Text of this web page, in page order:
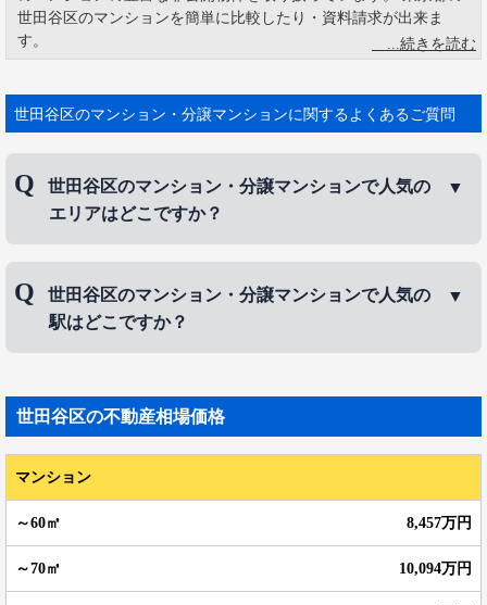
世田谷区のマンションを簡単に比較したり・資料請求が出来ま
す。
世田谷区の人口は23区中1位で、2位の練馬区を大きく引き離して
口の多さに伴ってトップに出るものはいろいろある。高齢者の
数、納税義務者の数、選挙人名簿登録者数、区役所職員数など
数、従業者数は必ずしも多くないが、医療・福祉関連行と教育・
学習支援行の従業者数はトップだ。
世田谷区で人気の街と言えば、東部にある三軒茶屋。東急田園都
ルキャロットタワーなどの大型施設や、古くからある商店街や下
町の雰囲気と個性的な飲食店が混在し、遊びには事欠かない。 ま
な催しで街が盛り上がる。
世田谷区のマンション・分譲マンションに関するよくあるご質問
世田谷区のマンション・分譲マンションで人気の
エリアはどこですか？
リアは、成城 、代沢 、 三軒茶屋 などです。
世田谷区のマンション・分譲マンションで人気の
駅はどこですか？
は、成城学園前駅、三軒茶屋駅
す。
世田谷区の不動産相場価格
マンション
8,457万円
10,094万円